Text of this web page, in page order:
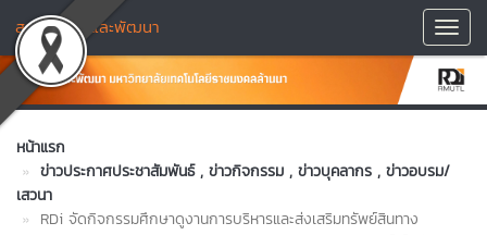
สถาบันวิจัยและพัฒนา
หน้าแรก
ข่าวประกาศประชาสัมพันธ์ , ข่าวกิจกรรม , ข่าวบุคลากร , ข่าวอบรม/
เสวนา
RDi จัดกิจกรรมศึกษาดูงานการบริหารและส่งเสริมทรัพย์สินทาง